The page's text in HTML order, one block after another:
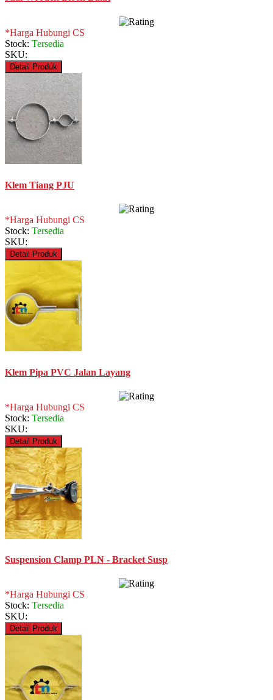
*Harga Hubungi CS
Stock: Tersedia
SKU:
Detail Produk
Klem Tiang PJU
*Harga Hubungi CS
Stock: Tersedia
SKU:
Detail Produk
Klem Pipa PVC Jalan Layang
*Harga Hubungi CS
Stock: Tersedia
SKU:
Detail Produk
Suspension Clamp PLN - Bracket Susp
*Harga Hubungi CS
Stock: Tersedia
SKU:
Detail Produk